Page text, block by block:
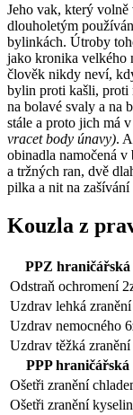
Jeho vak, který volně
dlouholetým
bylinkách. Útroby
jako kronika velkého
člověk nikdy neví,
bylin proti kašli, proti
na bolavé svaly a na
stále a proto jich má
vracet body únavy).
obinadla namočená
a tržných ran, dvě
pilka a nit na zašívání
Kouzla z
PPZ hraničářská
Odstraň ochromení
Uzdrav lehká
Uzdrav nemocného
Uzdrav těžká
PPP hraničářská
Ošetři zranění
Ošetři zranění